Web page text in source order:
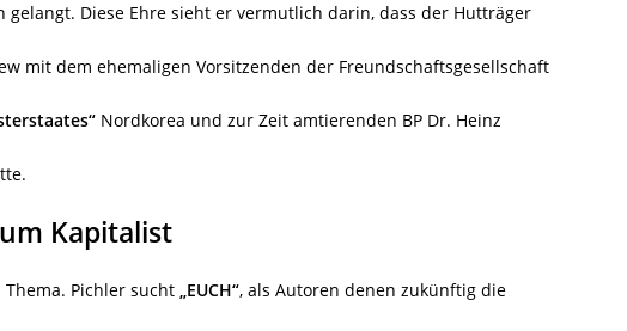
gelangt. Diese Ehre sieht er vermutlich darin, dass der Hutträger
mit dem ehemaligen Vorsitzenden der Freundschaftsgesellschaft
Nordkorea und zur Zeit amtierenden BP Dr. Heinz
Kapitalist
Pichler sucht „EUCH“, als Autoren denen zukünftig die